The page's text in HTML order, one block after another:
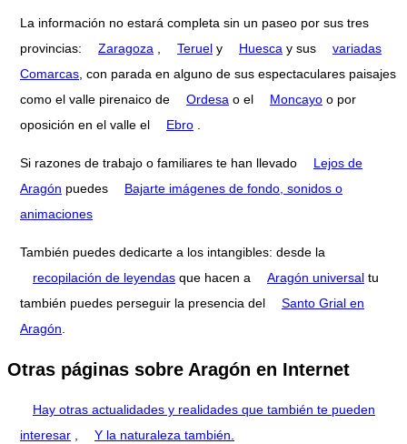
La información no estará completa sin un paseo por sus tres
provincias:
Zaragoza Teruel y Huesca y sus
variadas
Comarcas , con parada en alguno de sus espectaculares paisajes
como el valle pirenaico de
Ordesa o el Moncayo o por
oposición en el valle el
Ebro
Si razones de trabajo o familiares te han llevado
Lejos de
Aragón puedes
Bajarte imágenes de fondo, sonidos o
animaciones
También puedes dedicarte a los intangibles: desde la
recopilación de leyendas que hacen a Aragón universal tu
también puedes perseguir la presencia del
Santo Grial en
Aragón
Otras páginas sobre Aragón en Internet
Hay otras actualidades y realidades que también te pueden
interesar
Y la naturaleza también.